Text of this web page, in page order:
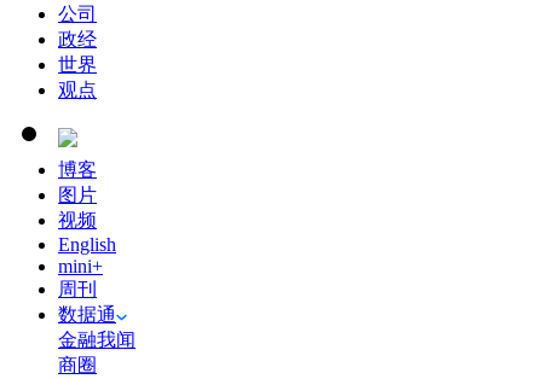
公司
政经
世界
观点
博客
图片
视频
English
mini+
周刊
数据通
金融我闻
商圈